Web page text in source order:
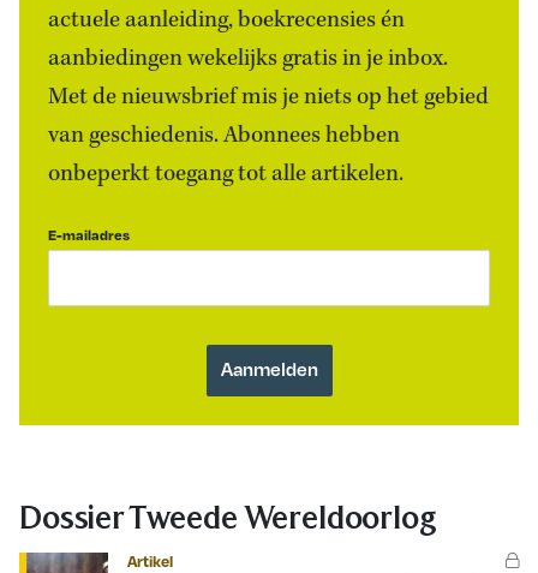
actuele aanleiding, boekrecensies én
aanbiedingen wekelijks gratis in je inbox.
Met de nieuwsbrief mis je niets op het gebied
van geschiedenis. Abonnees hebben
onbeperkt toegang tot alle artikelen.
E-mailadres
Dossier Tweede Wereldoorlog
Artikel